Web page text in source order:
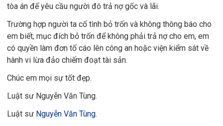
tòa án để yêu cầu người đó trả nợ gốc và lãi.
Trường hợp người ta cố tình bỏ trốn và không thông báo cho
em biết, mục đích bỏ trốn để không phải trả nợ cho em, em
có quyền làm đơn tố cáo lên công an hoặc viện kiểm sát về
hành vi lừa đảo chiếm đoạt tài sản.
Chúc em mọi sự tốt đẹp.
Luật sư Nguyễn Văn Tùng.
Luật sư Nguyễn Văn Tùng.